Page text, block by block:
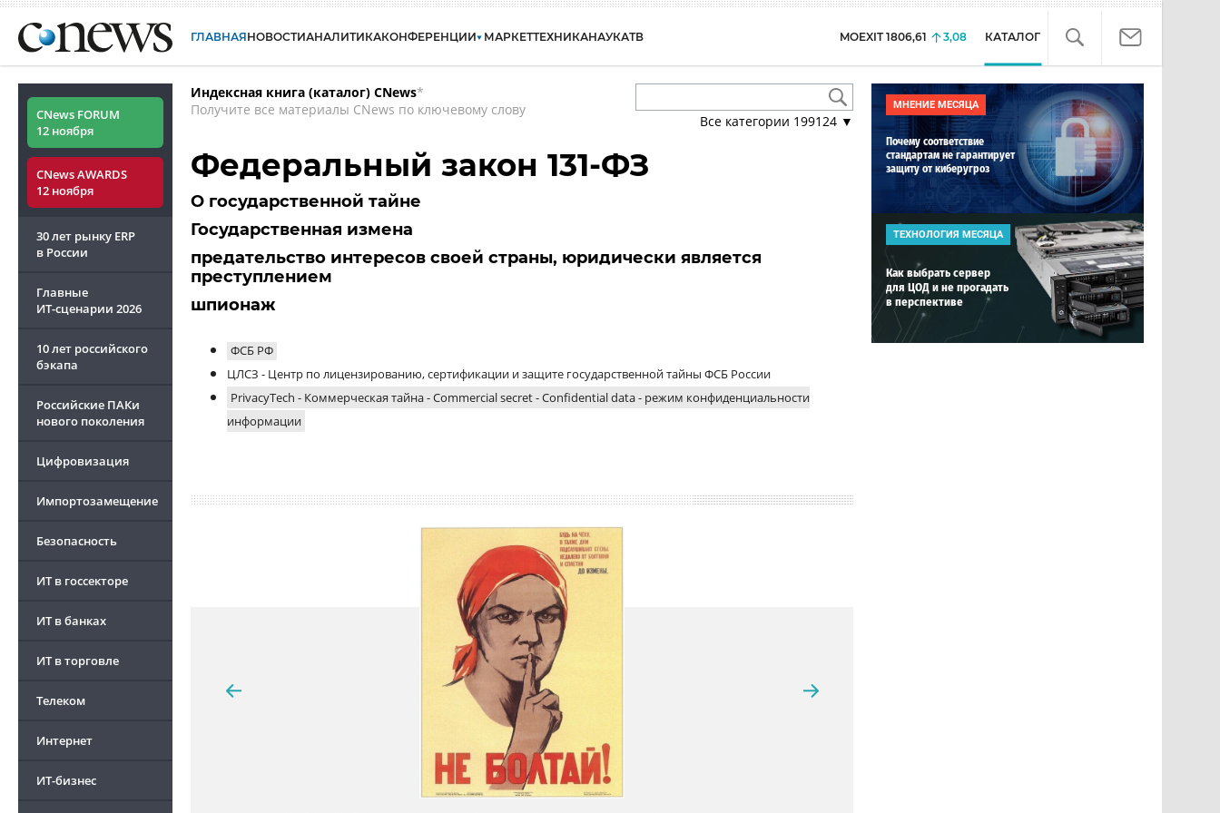
ГЛАВНАЯНОВОСТИАНАЛИТИКАКОНФЕРЕНЦИИ МАРКЕТТЕХНИКАНАУКАТВ MOEXIT 1806,61 3,08 КАТАЛОГ
CNews FORUM
12 ноября
CNews AWARDS
12 ноября
30 лет рынку ERP
в России
Главные
ИТ-сценарии 2026
10 лет российского
бэкапа
Российские ПАКи
нового поколения
Цифровизация
Импортозамещение
Безопасность
ИТ в госсекторе
ИТ в банках
ИТ в торговле
Телеком
Интернет
ИТ-бизнес
Индексная книга (каталог) CNews*
Получите все материалы CNews по ключевому слову
Все категории 199124 ▼
Федеральный закон 131-ФЗ
О государственной тайне
Государственная измена
предательство интересов своей страны, юридически является
преступлением
шпионаж
ФСБ РФ
ЦЛСЗ - Центр по лицензированию, сертификации и защите государственной тайны ФСБ России
PrivacyTech - Коммерческая тайна - Commercial secret - Confidential data - режим конфиденциальности
информации
МНЕНИЕ МЕСЯЦА
Почему соответствие
стандартам не гарантирует
защиту от киберугроз
ТЕХНОЛОГИЯ МЕСЯЦА
Как выбрать сервер
для ЦОД и не прогадать
в перспективе